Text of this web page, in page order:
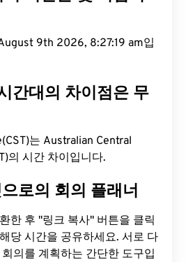
9th 2026, 8:27:20 am입
간대의 차이점은 무
는 Australian Central
의 시간 차이입니다.
로의 회의 플래너
한 후 "링크 복사" 버튼을 클릭
당 시간을 공유하세요. 서로 다
의를 계획하는 간단한 도구입